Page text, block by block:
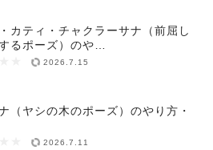
カティ・チャクラーサナ（前屈し
るポーズ）のや…
2026.7.15
（ヤシの木のポーズ）のやり方・
2026.7.11